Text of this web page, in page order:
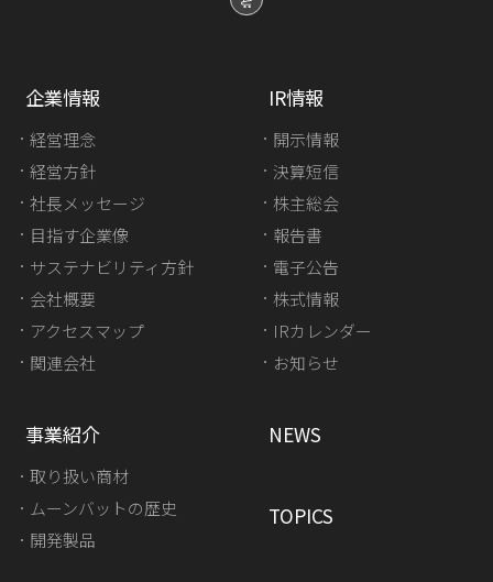
企業情報
経営理念
経営方針
社長メッセージ
目指す企業像
サステナビリティ方針
会社概要
アクセスマップ
関連会社
事業紹介
取り扱い商材
ムーンバットの歴史
開発製品
IR情報
開示情報
決算短信
株主総会
報告書
電子公告
株式情報
IRカレンダー
お知らせ
NEWS
TOPICS